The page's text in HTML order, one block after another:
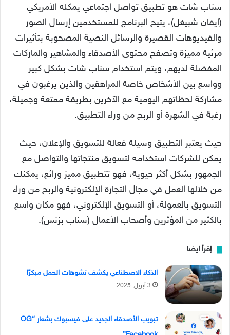
سناب شات هو تطبيق تواصل اجتماعي يمكله الأمريكي
(ايفان شبيغل)، يتيح البرنامج للمستخدمين إرسال الصور
والفيديوهات القصيرة والرسائل النصية المصحوبة بتأثيرات
مرئية مميزة وتصفح محتوى الأصدقاء والمشاهير والماركات
المفضلة لديهم، ويتم استخدام سناب شات بشكل كبير
وواسع بين الأشخاص خاصة المراهقين والذين يرغبون في
مشاركة لحظاتهم اليومية مع الآخرين بطريقة ممتعة وجميلة،
رغبة في الشهرة أو الربح من وراء التطبيق.
حيث يعتبر التطبيق وسيلة فعالة للتسويق والإعلان، حيث
يمكن للشركات استخدامه لتسويق منتجاتها والتواصل مع
الجمهور بشكل أكثر حيوية، فهو تتطبيق مميز ورائع، يمكنك
من خلالها العمل في مجال التجارة الإلكترونية والربح من وراء
التسويق بالعمولة، أو التسويق الإلكتروني، فهو مكان واسع
بالكثير من المؤثرين وأصحاب الأعمال (سناب بزنس).
إقرأ ايضا
الذكاء الاصطناعي يكشف تشوهات الحمل مبكرًا
3 أبريل, 2025
تبويب الأصدقاء الجديد على فيسبوك بشعار “OG